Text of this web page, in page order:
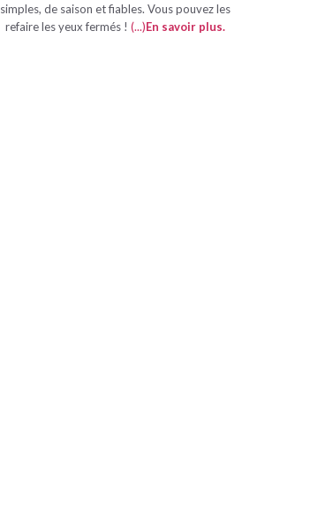
simples, de saison et fiables. Vous pouvez les
refaire les yeux fermés ! (...)En savoir plus.